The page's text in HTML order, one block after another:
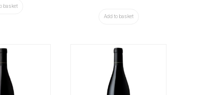
basket
Add to basket